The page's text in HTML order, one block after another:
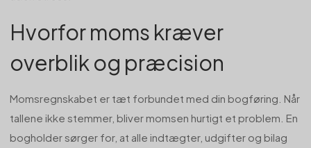
Hvorfor moms kræver
overblik og præcision
Momsregnskabet er tæt forbundet med din bogføring. Når
tallene ikke stemmer, bliver momsen hurtigt et problem. En
bogholder sørger for, at alle indtægter, udgifter og bilag